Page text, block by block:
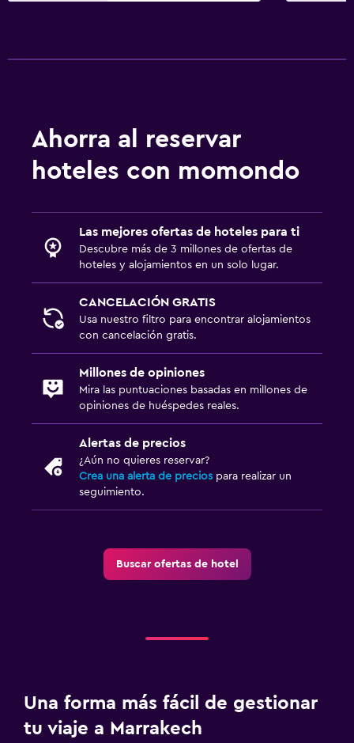
Ahorra al reservar
hoteles con momondo
Las mejores ofertas de hoteles para ti
Descubre más de 3 millones de ofertas de
hoteles y alojamientos en un solo lugar.
CANCELACIÓN GRATIS
Usa nuestro filtro para encontrar alojamientos
con cancelación gratis.
Millones de opiniones
Mira las puntuaciones basadas en millones de
opiniones de huéspedes reales.
Alertas de precios
¿Aún no quieres reservar?
Crea una alerta de precios para realizar un
seguimiento.
Buscar ofertas de hotel
Una forma más fácil de gestionar
tu viaje a Marrakech